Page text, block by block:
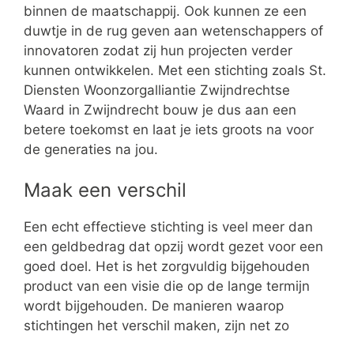
binnen de maatschappij. Ook kunnen ze een
duwtje in de rug geven aan wetenschappers of
innovatoren zodat zij hun projecten verder
kunnen ontwikkelen. Met een stichting zoals St.
Diensten Woonzorgalliantie Zwijndrechtse
Waard in Zwijndrecht bouw je dus aan een
betere toekomst en laat je iets groots na voor
de generaties na jou.
Maak een verschil
Een echt effectieve stichting is veel meer dan
een geldbedrag dat opzij wordt gezet voor een
goed doel. Het is het zorgvuldig bijgehouden
product van een visie die op de lange termijn
wordt bijgehouden. De manieren waarop
stichtingen het verschil maken, zijn net zo